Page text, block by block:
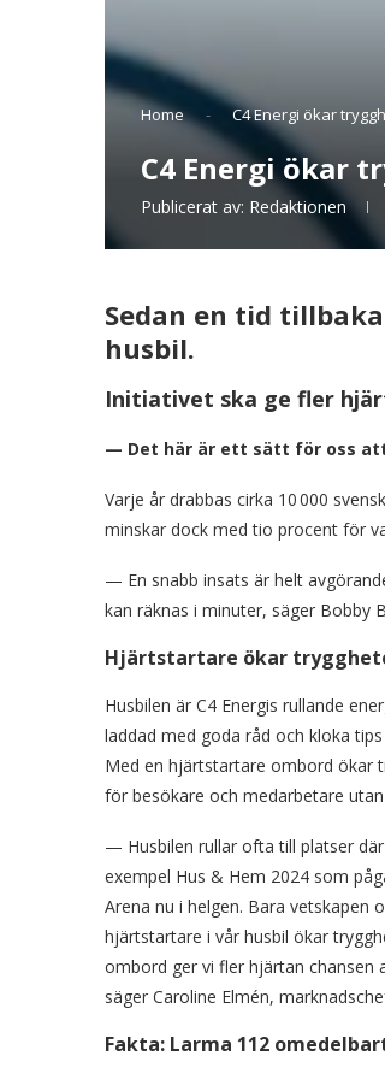
Home - C4 Energi ökar
C4 Energi ökar
Publicerat av: Redaktionen
Sedan en tid
husbil.
Initiativet ska ge fler
— Det här är ett sätt för oss att
Varje år drabbas cirka 10 000
minskar dock med tio procent för
— En snabb insats är helt
kan räknas i minuter, säger Bobby
Hjärtstartare ökar
Husbilen är C4 Energis rullande
laddad med goda råd och kloka
Med en hjärtstartare ombord ökar
för besökare och medarbetare
— Husbilen rullar ofta till platser
exempel Hus & Hem 2024 som
Arena nu i helgen. Bara vetskapen
hjärtstartare i vår husbil ökar
ombord ger vi fler hjärtan chansen
säger Caroline Elmén,
Fakta: Larma 112